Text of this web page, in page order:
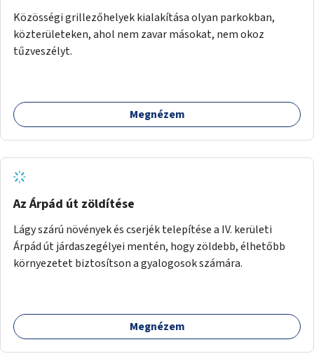
Közösségi grillezőhelyek kialakítása olyan parkokban,
közterületeken, ahol nem zavar másokat, nem okoz
tűzveszélyt.
Megnézem
Az Árpád út zöldítése
Lágy szárú növények és cserjék telepítése a IV. kerületi
Árpád út járdaszegélyei mentén, hogy zöldebb, élhetőbb
környezetet biztosítson a gyalogosok számára.
Megnézem